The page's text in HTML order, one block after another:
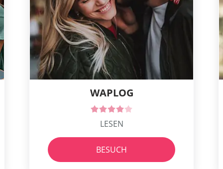
WAPLOG
LESEN
BESUCH